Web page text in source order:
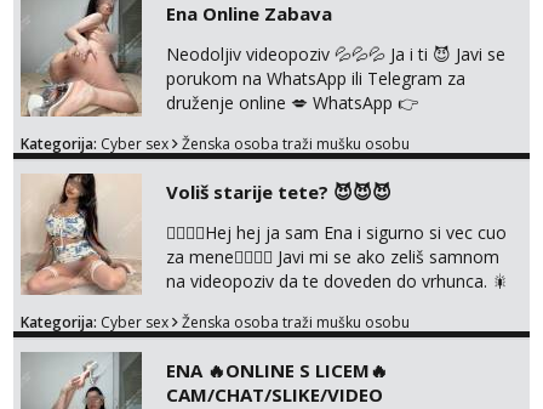
@enafriedrichkis 🤬NE RADIM SASTANKE I
DRUZENJA UZIVO🤬
Ena Online Zabava
Neodoljiv videopoziv 💦💦💦 Ja i ti 😈 Javi se
porukom na WhatsApp ili Telegram za
druženje online 💋 WhatsApp 👉
@enafriedrichkis NEE radimo sastnke uzivo
Kategorija: Cyber sex Ženska osoba traži mušku osobu
Voliš starije tete? 😈😈😈
❤️‍🔥❤️‍🔥Hej hej ja sam Ena i sigurno si vec cuo
za mene❤️‍🔥❤️‍🔥 Javi mi se ako zeliš samnom
na videopoziv da te doveden do vrhunca. 🎇
@enafriedrichkis Radim samo ONLINE I
Kategorija: Cyber sex Ženska osoba traži mušku osobu
ENA 🔥ONLINE S LICEM🔥
CAM/CHAT/SLIKE/VIDEO